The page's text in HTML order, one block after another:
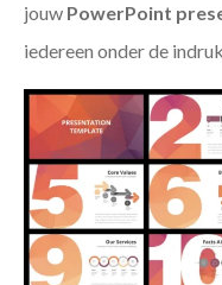
jouw PowerPoint
iedereen onder de